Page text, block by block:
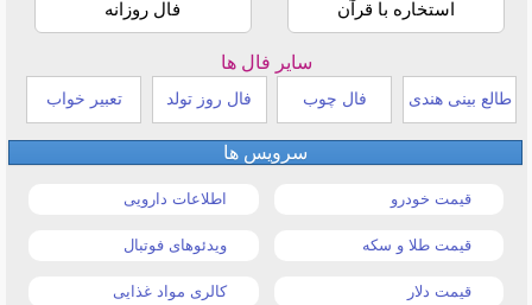
استخاره با قرآن فال روزانه
سایر فال ها
طالع بینی هندی فال چوب فال روز تولد تعبیر خواب
سرویس ها
قیمت خودرو اطلاعات دارویی
قیمت طلا و سکه ویدئوهای فوتبال
قیمت دلار کالری مواد غذایی